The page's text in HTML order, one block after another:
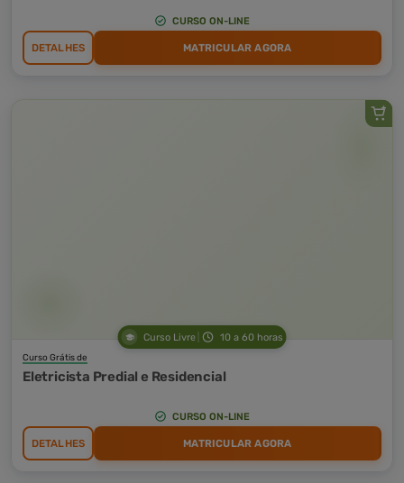
CURSO ON-LINE
DETALHES MATRICULAR AGORA
Curso Livre 10 a 60 horas
Curso Grátis de
Eletricista Predial e Residencial
CURSO ON-LINE
DETALHES MATRICULAR AGORA